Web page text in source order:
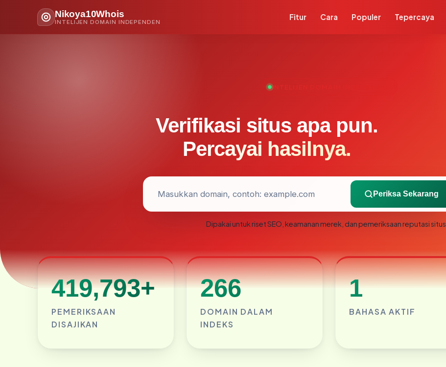
Nikoya10Whois
INTELIJEN DOMAIN INDEPENDEN
Fitur Cara Populer Tepercaya
INTELIJEN DOMAIN INDEPENDEN
Verifikasi situs apa pun.
Percayai hasilnya.
Periksa Sekarang
Dipakai untuk riset SEO, keamanan merek, dan pemeriksaan reputasi situs.
419,793+
PEMERIKSAAN
DISAJIKAN
266
DOMAIN DALAM
INDEKS
1
BAHASA AKTIF